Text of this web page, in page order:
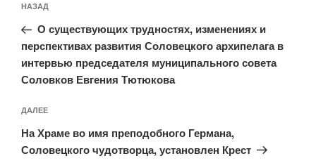
по
записям
Предыдущая
запись:
НАЗАД
О существующих трудностях, изменениях и
перспективах развития Соловецкого архипелага в
интервью председателя муниципального совета
Соловков Евгения Тютюкова
Следующая
запись
ДАЛЕЕ
На Храме во имя преподобного Германа,
Соловецкого чудотворца, установлен Крест